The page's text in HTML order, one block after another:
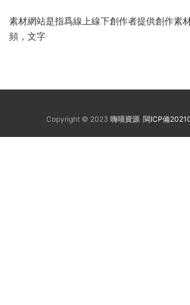
素材網站是指爲線上線下創作者提供創作素
頻，文字
Copyright © 2023 嗨喵資源 閩ICP備